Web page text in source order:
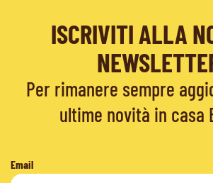
ISCRIVITI ALLA
Per rimanere sempre
ultime novità in casa
Email